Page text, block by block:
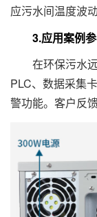
应污水间温度波动
3.应用案例
在环保污水远
PLC、数据采集
警功能。客户反